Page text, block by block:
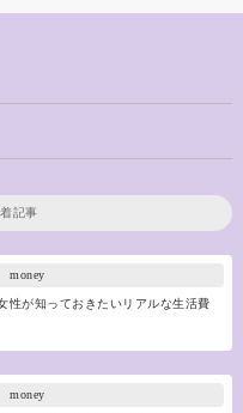
記事
money
性が知っておきたいリアルな生活費
money